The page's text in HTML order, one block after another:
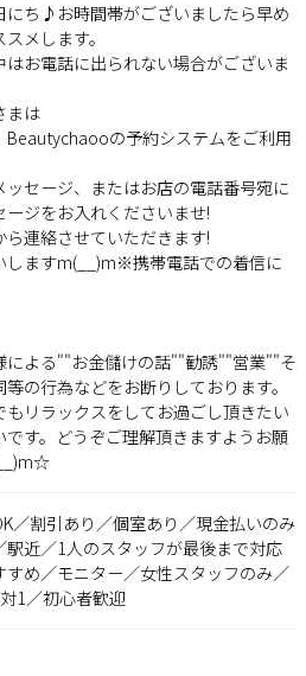
にち♪お時間帯がございましたら早め
メします。
はお電話に出られない場合がございま
まは
Beautychaooの予約システムをご利用
ッセージ、またはお店の電話番号宛に
ージをお入れくださいませ!
ら連絡させていただきます!
しますm(__)m※携帯電話での着信に
による""お金儲けの話""勧誘""営業""そ
の行為などをお断りしております。
もリラックスをしてお過ごし頂きたい
です。どうぞご理解頂きますようお願
／割引あり／個室あり／現金払いのみ
駅近／1人のスタッフが最後まで対応
すめ／モニター／女性スタッフのみ／
1／初心者歓迎